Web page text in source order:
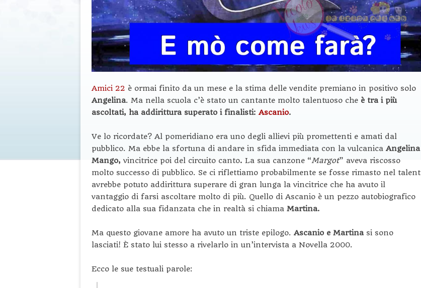
Amici 22 è ormai finito da un mese e la stima delle vendite premiano in positivo solo
Angelina. Ma nella scuola c’è stato un cantante molto talentuoso che è tra i più
ascoltati, ha addirittura superato i finalisti: Ascanio.
Ve lo ricordate? Al pomeridiano era uno degli allievi più promettenti e amati dal
pubblico. Ma ebbe la sfortuna di andare in sfida immediata con la vulcanica Angelina
Mango, vincitrice poi del circuito canto. La sua canzone “Margot” aveva riscosso
molto successo di pubblico. Se ci riflettiamo probabilmente se fosse rimasto nel talent
avrebbe potuto addirittura superare di gran lunga la vincitrice che ha avuto il
vantaggio di farsi ascoltare molto di più. Quello di Ascanio è un pezzo autobiografico
dedicato alla sua fidanzata che in realtà si chiama Martina.
Ma questo giovane amore ha avuto un triste epilogo. Ascanio e Martina si sono
lasciati! È stato lui stesso a rivelarlo in un’intervista a Novella 2000.
Ecco le sue testuali parole: